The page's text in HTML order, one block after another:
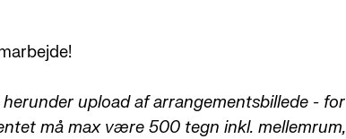
upload af arrangementsbillede - for
må max være 500 tegn inkl. mellemrum,